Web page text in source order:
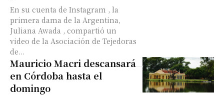
En su cuenta de Instagram , la
primera dama de la Argentina,
Juliana Awada , compartió un
video de la Asociación de Tejedoras
de...
Mauricio Macri descansará
en Córdoba hasta el
domingo